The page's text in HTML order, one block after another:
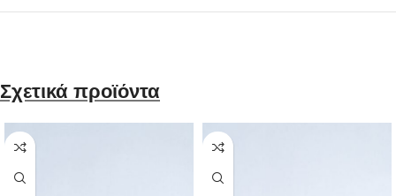
Σχετικά προϊόντα